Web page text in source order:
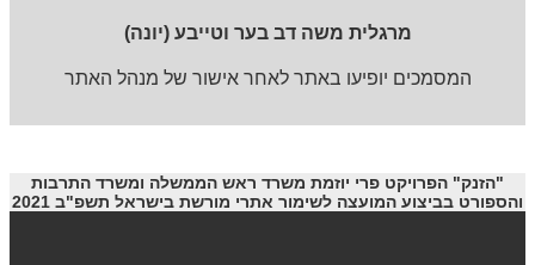
מרגלית משה דב בער וטייבע (יונה)
המסמכים יופיעו באתר לאחר אישור של מנהל האתר
"הזנק" הפרויקט פרי יוזמת משרד ראש הממשלה ומשרד התרבות
והספורט בביצוע המועצה לשימור אתרי מורשת בישראל תשפ"ב 2021